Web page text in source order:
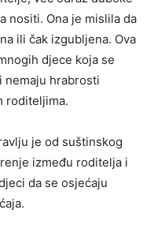
nositi. Ona je mislila da
ili čak izgubljena. Ova
djece koja se
nemaju hrabrosti
roditeljima.
je od suštinskog
između roditelja i
da se osjećaju